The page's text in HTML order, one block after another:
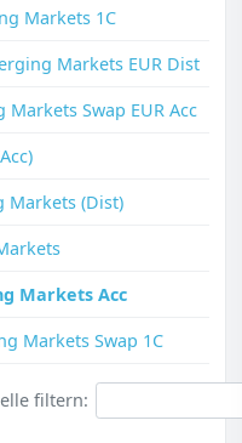
Markets 1C
Markets EUR Dist
Swap EUR Acc
Markets (Dist)
Markets Acc
Markets Swap 1C
filtern: